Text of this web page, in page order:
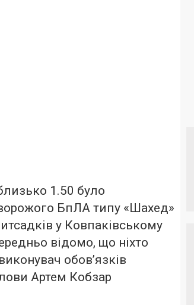
1.50 було
БпЛА типу «Шахед»
у Ковпаківському
відомо, що ніхто
обов’язків
Артем Кобзар